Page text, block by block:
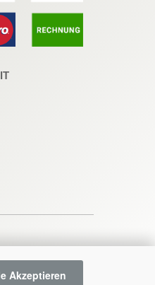
Akzeptieren